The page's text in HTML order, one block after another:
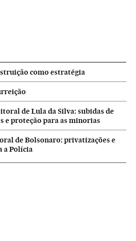
como estratégia
de Lula da Silva: subidas de
e proteção para as minorias
de Bolsonaro: privatizações e
a Polícia